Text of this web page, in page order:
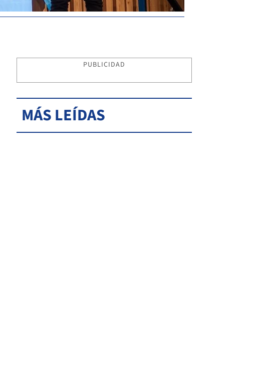
PUBLICIDAD
MÁS LEÍDAS